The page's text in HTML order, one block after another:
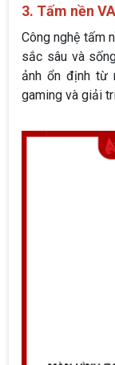
3. Tấm nền
Công nghệ tấm
sắc sâu và
ảnh ổn định từ
gaming và giải